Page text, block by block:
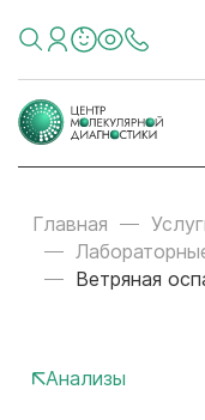
Главная
Ветряная
Анализы